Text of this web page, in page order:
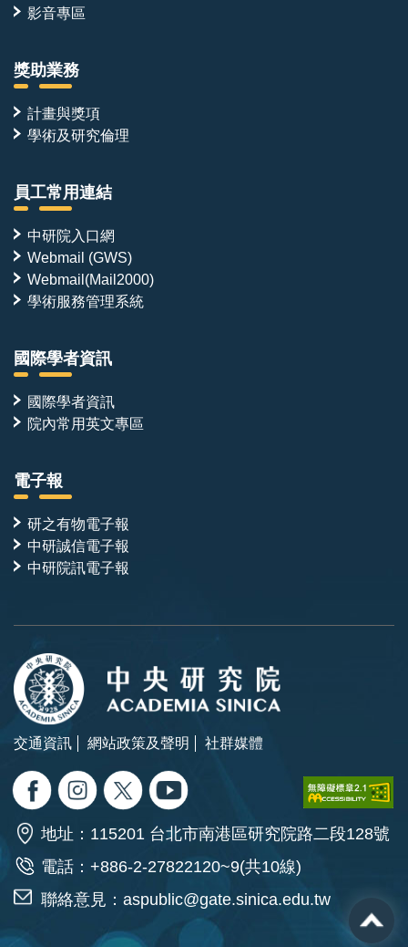
影音專區
獎助業務
計畫與獎項
學術及研究倫理
員工常用連結
中研院入口網
Webmail (GWS)
Webmail(Mail2000)
學術服務管理系統
國際學者資訊
國際學者資訊
院內常用英文專區
電子報
研之有物電子報
中研誠信電子報
中研院訊電子報
交通資訊 網站政策及聲明 社群媒體
地址：115201 台北市南港區研究院路二段128號
電話：+886-2-27822120~9(共10線)
聯絡意見： aspublic@gate.sinica.edu.tw